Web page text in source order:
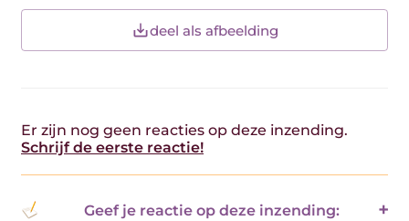
deel als afbeelding
Er zijn nog geen reacties op deze inzending.
Schrijf de eerste reactie!
Geef je reactie op deze inzending: